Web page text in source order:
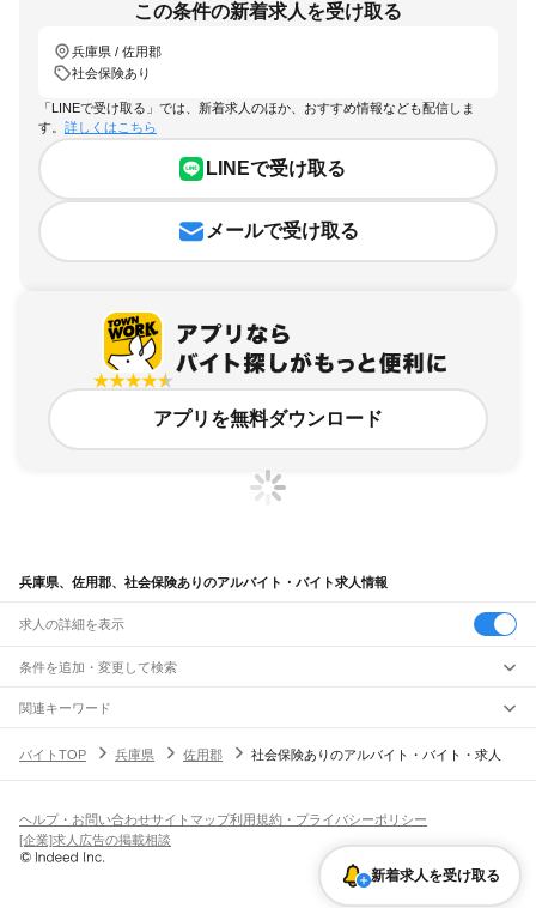
この条件の新着求人を受け取る
兵庫県 / 佐用郡
社会保険あり
「LINEで受け取る」では、新着求人のほか、おすすめ情報なども配信しま
す。 詳しくはこちら
LINEで受け取る
メールで受け取る
アプリを無料ダウンロード
兵庫県、佐用郡、社会保険ありのアルバイト・バイト求人情報
求人の詳細を表示
条件を追加・変更して検索
市区町村を追加・変更
兵庫県すべて
姫路市尼崎市明石市西宮市洲本市芦屋市伊丹市相生市豊岡市加古川市
西脇市宝塚市三木市 三田市加西市丹波篠山市養父市
たつの市川辺郡多可郡加古郡
駅を追加・変更
尼崎駅 立花駅甲子園口駅 西宮駅さくら夙川駅芦屋駅 甲南山手駅
六甲道駅摩耶駅灘駅三ノ宮駅
JR神戸線(神戸～姫路)
須磨駅 塩屋駅垂水駅 舞子駅朝霧駅
加古川駅宝殿駅曽根駅
飲食・フードサービス
飲食・フードサービス
ホールスタッフ
皿洗い・洗い場精肉・鮮魚加工
バー（BAR）・バーテンダー
飲食店（店長・マネージャー）
特徴を追加・変更
人気
髪型・髪色自由ひげOKネイルOK
留学生・外国人活躍中
関連キーワード
兵庫県 神戸市 社会保険完備兵庫県 佐用郡 シニア採用 佐用町
バイトTOP 兵庫県 佐用郡 社会保険ありのアルバイト・バイト・求人
新着求人を受け取る
ヘルプ・お問い合わせサイトマップ利用規約・プライバシーポリシー
[企業]求人広告の掲載相談